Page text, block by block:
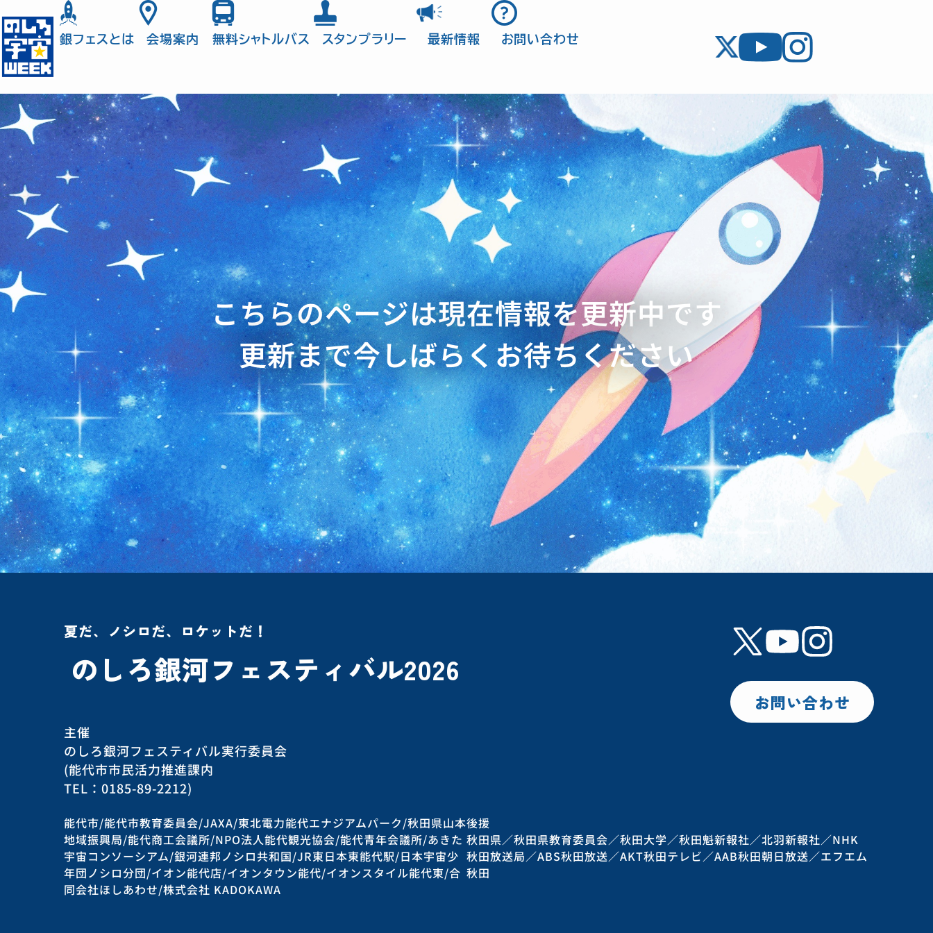
銀フェスとは 会場案内 無料シャトルバス スタンプラリー 最新情報 お問い合わせ
こちらのページは現在情報を更新中です
更新まで今しばらくお待ちください
夏だ、ノシロだ、ロケットだ！
のしろ銀河フェスティバル2026
お問い合わせ
主催
のしろ銀河フェスティバル実行委員会
(能代市市民活力推進課内
TEL：0185-89-2212)
能代市/能代市教育委員会/JAXA/東北電力能代エナジアムパーク/秋田県山本
地域振興局/能代商工会議所/NPO法人能代観光協会/能代青年会議所/あきた
宇宙コンソーシアム/銀河連邦ノシロ共和国/JR東日本東能代駅/日本宇宙少
年団ノシロ分団/イオン能代店/イオンタウン能代/イオンスタイル能代東/合
同会社ほしあわせ/株式会社 KADOKAWA
後援
秋田県／秋田県教育委員会／秋田大学／秋田魁新報社／北羽新報社／NHK
秋田放送局／ABS秋田放送／AKT秋田テレビ／AAB秋田朝日放送／エフエム
秋田